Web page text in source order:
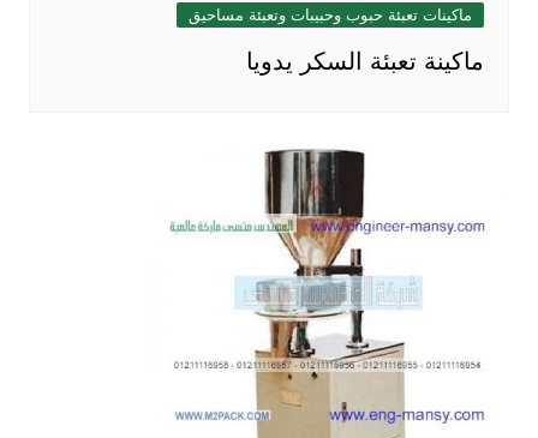
ماكينات تعبئة حبوب وحبيبات وتعبئة مساحيق
ماكينة تعبئة السكر يدويا